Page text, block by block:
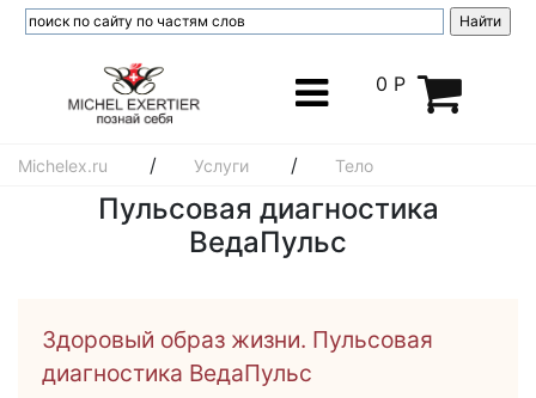
0 Р
Michelex.ru / Услуги / Тело
Пульсовая диагностика
ВедаПульс
Здоровый образ жизни. Пульсовая
диагностика ВедаПульс